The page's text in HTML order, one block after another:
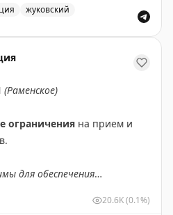
MАХжуковский
(Раменское)
ограничения на прием и
для обеспечения
20.6K(0.1%)